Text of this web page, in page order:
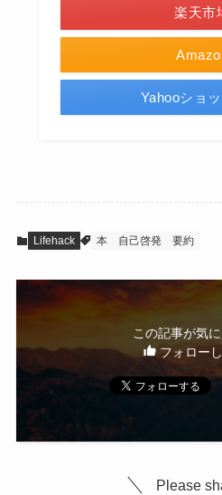
楽天市
Yahooショ
Lifehack 本 自己啓発 要約
この記事が気
フォロー
Please